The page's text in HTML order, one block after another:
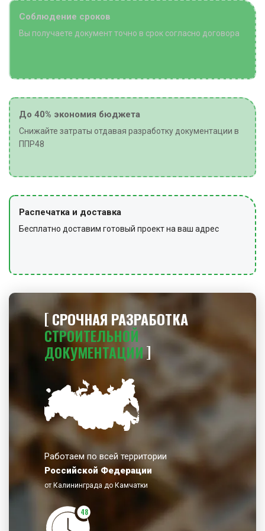
Соблюдение сроков
Вы получаете документ точно в срок согласно договора
До 40% экономия бюджета
Снижайте затраты отдавая разработку документации в
ППР48
Распечатка и доставка
Бесплатно доставим готовый проект на ваш адрес
СРОЧНАЯ РАЗРАБОТКА
СТРОИТЕЛЬНОЙ
ДОКУМЕНТАЦИИ
Работаем по всей территории
Российской Федерации
от Калининграда до Камчатки
48